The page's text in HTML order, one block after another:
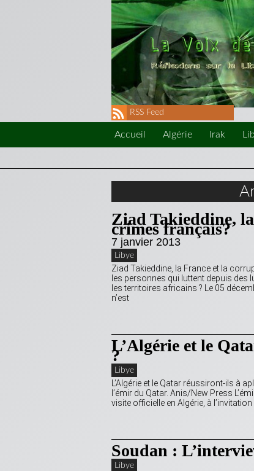
RSS Feed
Accueil Algérie Irak
Ziad Takieddine,
crimes français?
7 janvier 2013
Libye
Ziad Takieddine, la France et la
les personnes qui luttent depuis des
les territoires africains ? Le 05
n’est
L’Algérie et le
?
Libye
L’Algérie et le Qatar réussiront-ils à
l’émir du Qatar. Anis/New Press
visite officielle en Algérie, à
Soudan :
Libye